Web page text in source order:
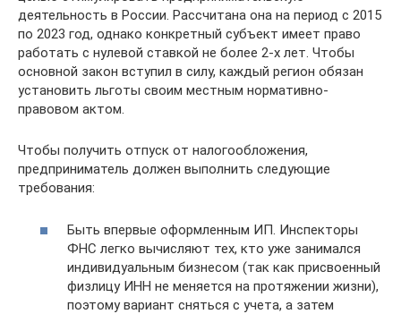
деятельность в России. Рассчитана она на период с 2015
по 2023 год, однако конкретный субъект имеет право
работать с нулевой ставкой не более 2-х лет. Чтобы
основной закон вступил в силу, каждый регион обязан
установить льготы своим местным нормативно-
правовом актом.
Чтобы получить отпуск от налогообложения,
предприниматель должен выполнить следующие
требования:
Быть впервые оформленным ИП. Инспекторы
ФНС легко вычисляют тех, кто уже занимался
индивидуальным бизнесом (так как присвоенный
физлицу ИНН не меняется на протяжении жизни),
поэтому вариант сняться с учета, а затем